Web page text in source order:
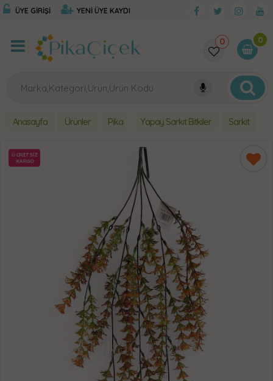
YENİ ÜYE KAYDI
ÜYE GİRİŞİ
0 0
Anasayfa Ürünler Pika Yapay Sarkıt Bitkiler Sarkıt
ÜCRETSİZ
KARGO